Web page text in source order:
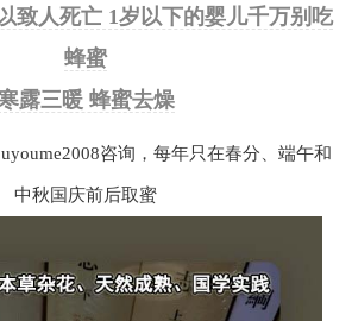
致人死亡 1岁以下的婴儿千万别吃
蜂蜜
露三暖 蜂蜜去燥
咨询，每年只在春分、端午和
中秋国庆前后取蜜